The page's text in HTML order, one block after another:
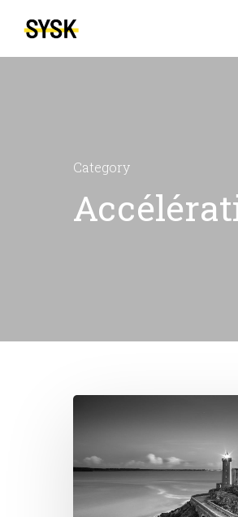
Category